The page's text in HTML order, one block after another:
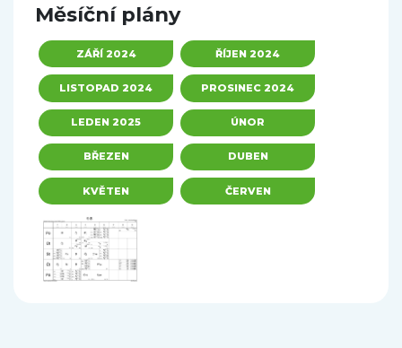
Měsíční plány
ZÁŘÍ 2024 ŘÍJEN 2024
LISTOPAD 2024 PROSINEC 2024
LEDEN 2025 ÚNOR
BŘEZEN DUBEN
KVĚTEN ČERVEN